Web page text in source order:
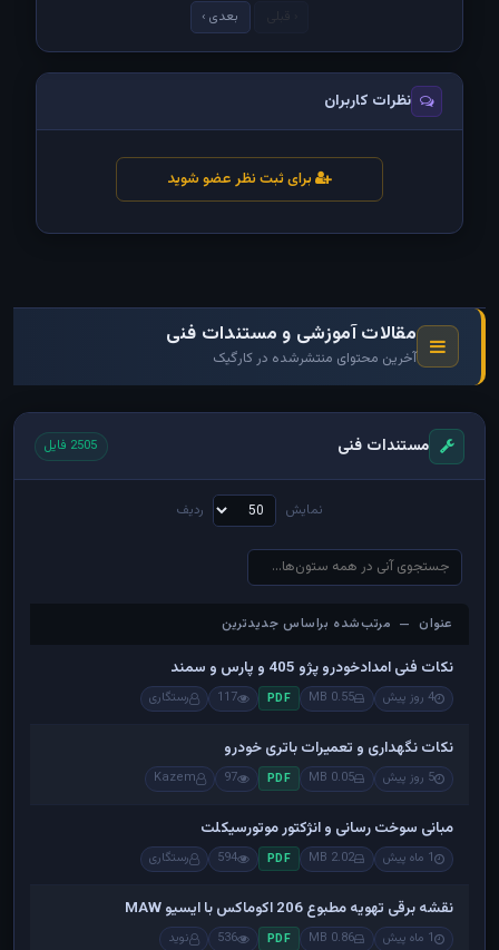
بعدی ›
نظرات کاربران
برای ثبت نظر عضو شوید
مقالات آموزشی و مستندات فنی
آخرین محتوای منتشرشده در کارگیک
مستندات فنی 2505 فایل
نمایش ردیف
عنوان — مرتب‌شده براساس جدیدترین
عنوان — مرتب‌شده براساس جدیدترین
نکات فنی امدادخودرو پژو 405 و پارس و سمند
4 روز پیش 0.55 MB
PDF
117 رستگاری
نکات نگهداری و تعمیرات باتری خودرو
5 روز پیش 0.05 MB
PDF
97
Kazem
مبانی سوخت رسانی و انژکتور موتورسیکلت
1 ماه پیش 2.02 MB
PDF
594 رستگاری
نقشه برقی تهویه مطبوع 206 اکوماکس با ایسیو MAW
1 ماه پیش 0.86 MB
PDF
536 نوید